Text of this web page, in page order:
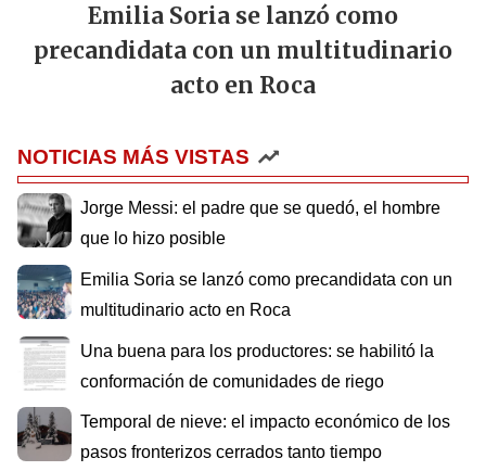
Emilia Soria se lanzó como
precandidata con un multitudinario
acto en Roca
NOTICIAS MÁS VISTAS
Jorge Messi: el padre que se quedó, el hombre
que lo hizo posible
Emilia Soria se lanzó como precandidata con un
multitudinario acto en Roca
Una buena para los productores: se habilitó la
conformación de comunidades de riego
Temporal de nieve: el impacto económico de los
pasos fronterizos cerrados tanto tiempo